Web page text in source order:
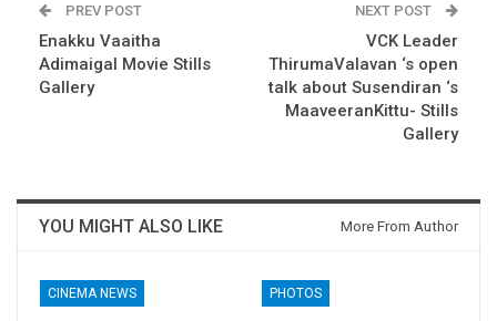
PREV POST
Enakku Vaaitha
Adimaigal Movie Stills
Gallery
NEXT POST
VCK Leader
ThirumaValavan ‘s open
talk about Susendiran ‘s
MaaveeranKittu- Stills
Gallery
YOU MIGHT ALSO LIKE More From Author
CINEMA NEWS PHOTOS